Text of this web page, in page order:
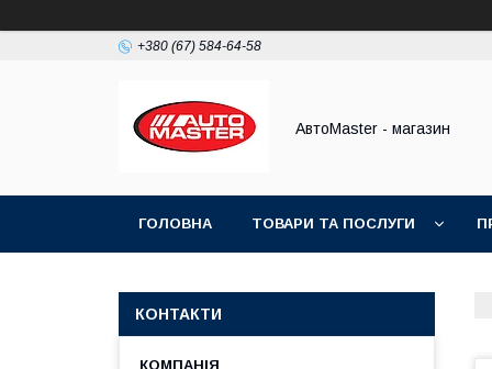
+380 (67) 584-64-58
АвтоMaster - магазин
ГОЛОВНА ТОВАРИ ТА ПОСЛУГИ
КОНТАКТИ